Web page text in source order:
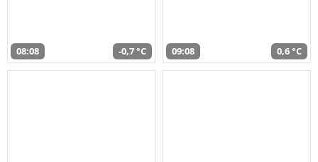
08:08 -0,7 °C 09:08 0,6 °C